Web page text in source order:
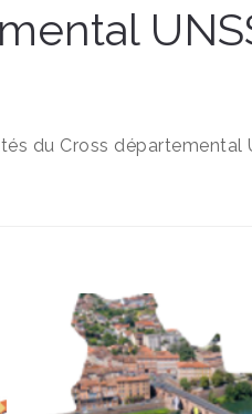
du Cross départemental